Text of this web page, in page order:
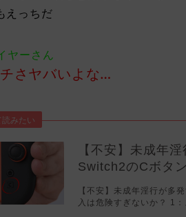
えっちだ
ヤーさん
さヤバいよな…
【不安】未成年
Switch2のCボタ
【不安】未成年淫行が多
入は危険すぎないか？ 1